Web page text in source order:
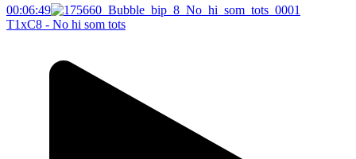
00:06:49
T1xC8 - No hi som tots